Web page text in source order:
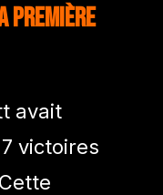
première
avait
victoires